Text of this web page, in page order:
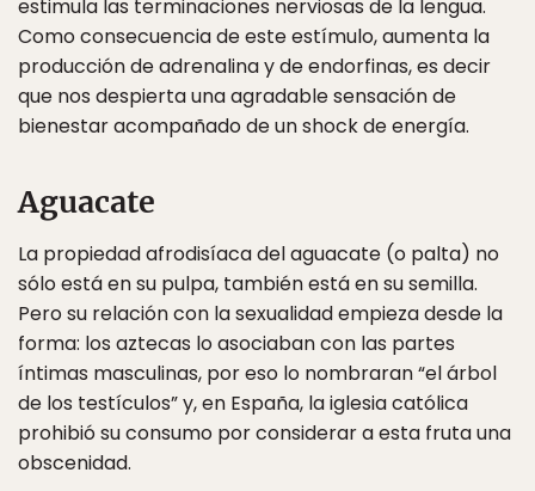
estimula las terminaciones nerviosas de la lengua.
Como consecuencia de este estímulo, aumenta la
producción de adrenalina y de endorfinas, es decir
que nos despierta una agradable sensación de
bienestar acompañado de un shock de energía.
Aguacate
La propiedad afrodisíaca del aguacate (o palta) no
sólo está en su pulpa, también está en su semilla.
Pero su relación con la sexualidad empieza desde la
forma: los aztecas lo asociaban con las partes
íntimas masculinas, por eso lo nombraran “el árbol
de los testículos” y, en España, la iglesia católica
prohibió su consumo por considerar a esta fruta una
obscenidad.